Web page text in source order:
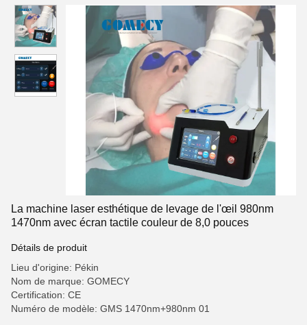
La machine laser esthétique de levage de l'œil 980nm
1470nm avec écran tactile couleur de 8,0 pouces
Détails de produit
Lieu d'origine: Pékin
Nom de marque: GOMECY
Certification: CE
Numéro de modèle: GMS 1470nm+980nm 01